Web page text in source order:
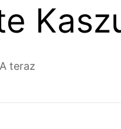
teraz